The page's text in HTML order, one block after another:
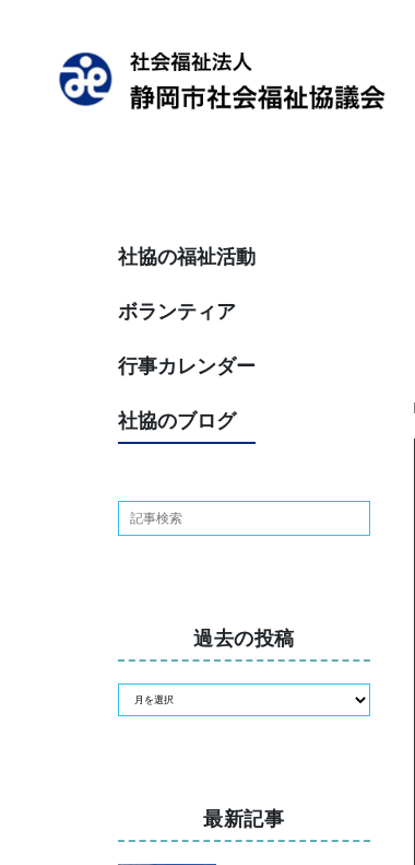
社協の福祉活動
ボランティア
行事カレンダー
社協のブログ
過去の投稿
最新記事